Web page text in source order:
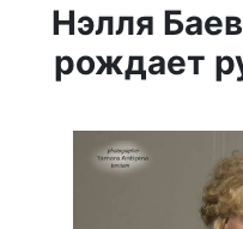
Нэлля
рождает